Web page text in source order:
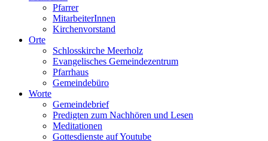
Pfarrer
MitarbeiterInnen
Kirchenvorstand
Orte
Schlosskirche Meerholz
Evangelisches Gemeindezentrum
Pfarrhaus
Gemeindebüro
Worte
Gemeindebrief
Predigten zum Nachhören und Lesen
Meditationen
Gottesdienste auf Youtube